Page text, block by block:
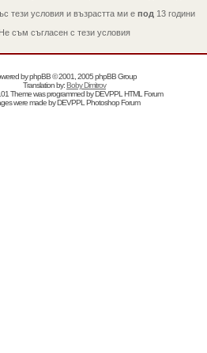
тези условия и възрастта ми е под 13 години
Не съм съгласен с тези условия
byphpBB© 2001, 2005 phpBB Group
Translation by:Boby Dimitrov
Theme was programmed byDEVPPL HTML Forum
were made byDEVPPL Photoshop Forum